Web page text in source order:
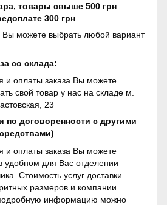
товары свыше 500 грн
300 грн
Вы можете выбрать любой вариант
со склада:
и оплаты заказа Вы можете
свой товар у нас на складе м.
23
по договоренности с другими
и оплаты заказа Вы можете
удобном для Вас отделении
Стоимость услуг доставки
размеров и компании
информацию можно